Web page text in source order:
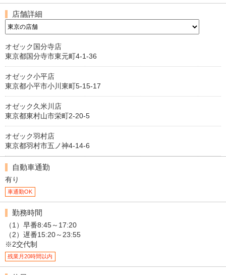
店舗詳細
オゼック国分寺店
東京都国分寺市東元町4-1-36
オゼック小平店
東京都小平市小川東町5-15-17
オゼック久米川店
東京都東村山市栄町2-20-5
オゼック羽村店
東京都羽村市五ノ神4-14-6
自動車通勤
有り
車通勤OK
勤務時間
（1）早番8:45～17:20
（2）遅番15:20～23:55
※2交代制
残業月20時間以内